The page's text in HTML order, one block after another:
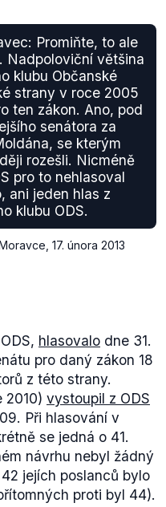
Promiňte, to ale
Nadpoloviční většina
klubu Občanské
strany v roce 2005
ten zákon. Ano, pod
senátora za
se kterým
rozešli. Nicméně
pro to nehlasoval
ani jeden hlas z
klubu ODS.
17. února 2013
hlasovalo dne 31.
pro daný zákon 18
z této strany.
2010) vystoupil z ODS
Při hlasování v
se jedná o 41.
návrhu nebyl žádný
jejích poslanců bylo
proti byl 44).